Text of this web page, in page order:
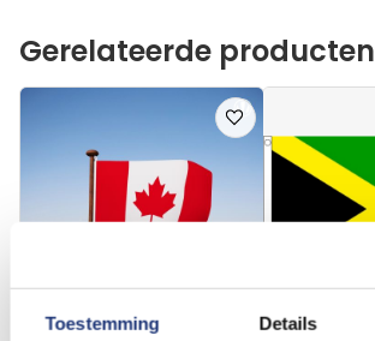
Toestemming Details
Gerelateerde producten
Voeg
toe